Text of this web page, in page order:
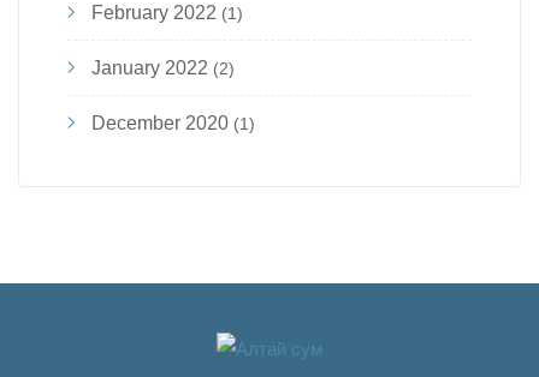
February 2022 (1)
January 2022 (2)
December 2020 (1)